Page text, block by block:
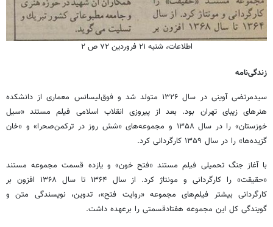
اطلاعات، شنبه ۲۱ فروردین ۷۲ ص ۲
زندگی‌نامه
سیدمرتضی آوینی در سال ۱۳۲۶ متولد شد و فوق‌لیسانس معماری از دانشکده
هنرهای زیبای تهران بود. بعد از پیروزی انقلاب اسلامی فیلم مستند «سیل
خوزستان» را در سال ۱۳۵۸ و مجموعه‌های «شش روز در ترکمن‌صحرا» و «خان
گزیده‌ها» را در سال ۱۳۵۹ کارگردانی کرد.
با آغاز جنگ تحمیلی فیلم مستند «فتح خون» و یازده قسمت مجموعه مستند
«حقیقت» را کارگردانی و مونتاژ کرد. از سال ۱۳۶۴ تا سال ۱۳۶۸ افزون بر
کارگردانی بیشتر فیلم‌های مجموعه «روایت فتح»، تدوین، نویسندگی متن و
گویندگی کل این مجموعه هفتادقسمتی را برعهده داشت.